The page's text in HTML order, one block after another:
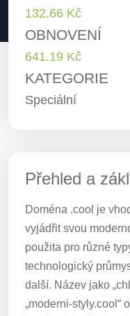
132.66 Kč
OBNOVENÍ
641.19 Kč
KATEGORIE
Speciální
Přehled a
Doména .cool je
vyjádřit svou
použita pro různé
technologický
další. Název jako
„moderni-styly.cool“